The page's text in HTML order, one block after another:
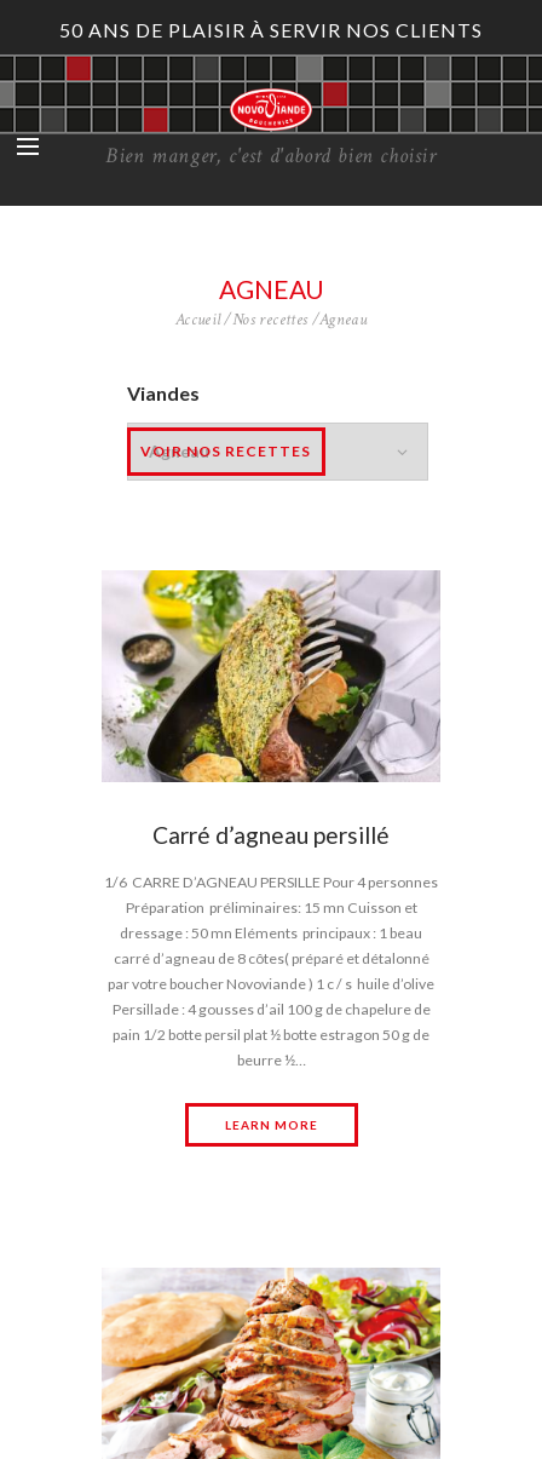
50 ANS DE PLAISIR À SERVIR NOS CLIENTS
Bien manger, c'est d'abord bien choisir
AGNEAU
Accueil Nos recettes Agneau
Viandes
Carré d’agneau persillé
1/6 CARRE D’AGNEAU PERSILLE Pour 4 personnes
Préparation préliminaires: 15 mn Cuisson et
dressage : 50 mn Eléments principaux : 1 beau
carré d’agneau de 8 côtes( préparé et détalonné
par votre boucher Novoviande ) 1 c / s huile d’olive
Persillade : 4 gousses d’ail 100 g de chapelure de
pain 1/2 botte persil plat ½ botte estragon 50 g de
beurre ½…
LEARN MORE